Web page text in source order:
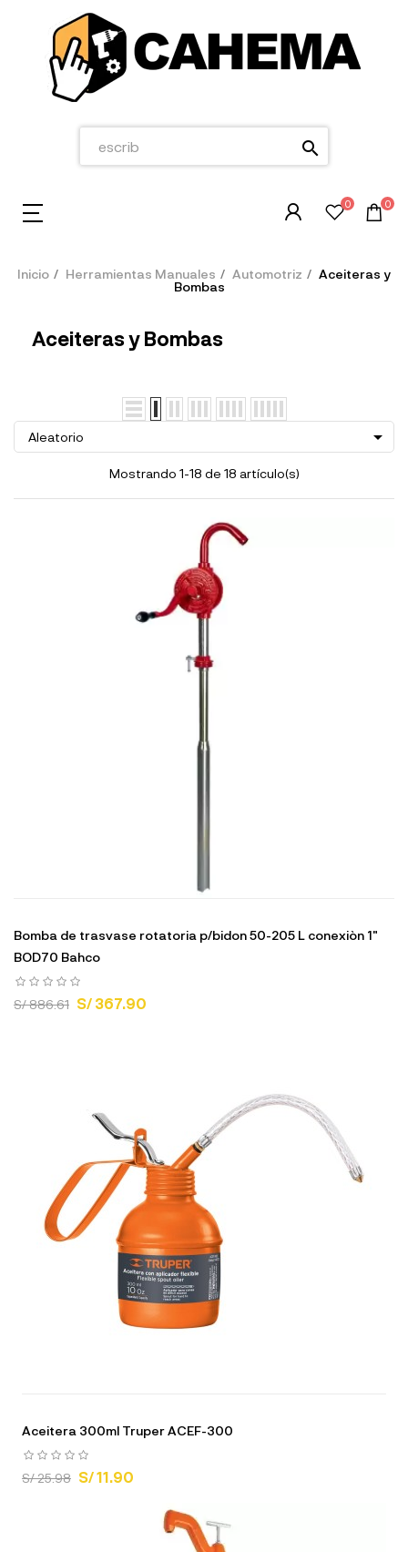
search
0 0
Inicio Herramientas Manuales Automotriz
Aceiteras y
Bombas
Aceiteras y Bombas
Aleatorio 
Mostrando 1-18 de 18 artículo(s)
Bomba de trasvase rotatoria p/bidon 50-205 L conexiòn 1"
BOD70 Bahco
S/ 886.61 S/ 367.90
Aceitera 300ml Truper ACEF-300
S/ 25.98 S/ 11.90